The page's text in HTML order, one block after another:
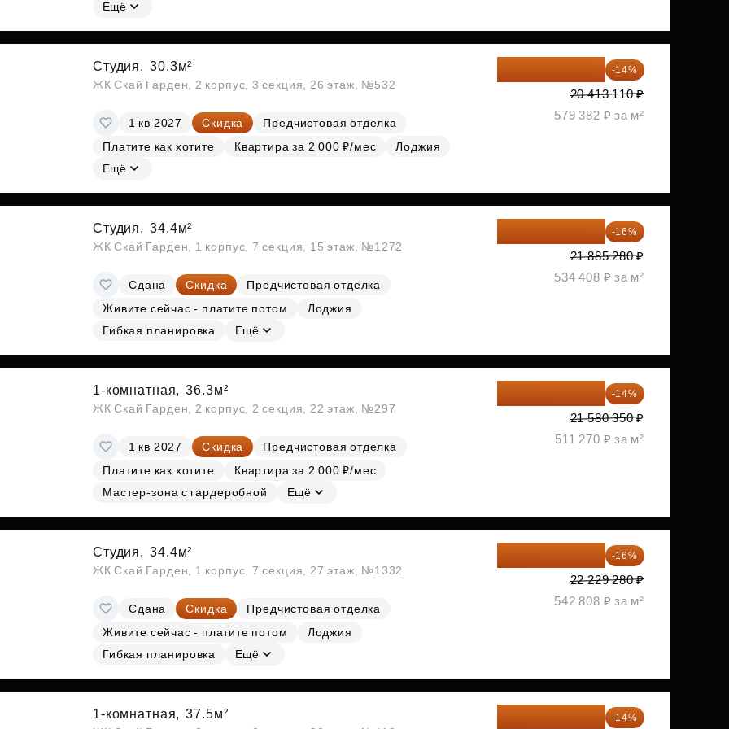
Субсидии
Ещё
Студия, 30.3м²
ЖК Скай Гарден, 2 корпус, 3 секция, 26 этаж, №532
1 кв 2027 Скидка
Предчистовая отделка
Платите как хотите
Квартира за 2 000 ₽/мес
Лоджия
Ещё
-14%
20 413 110 ₽
579 382 ₽ за м²
Студия, 34.4м²
ЖК Скай Гарден, 1 корпус, 7 секция, 15 этаж, №1272
Сдана Скидка
Предчистовая отделка
Живите сейчас - платите потом
Лоджия
Гибкая планировка
Ещё
-16%
21 885 280 ₽
534 408 ₽ за м²
1-комнатная, 36.3м²
ЖК Скай Гарден, 2 корпус, 2 секция, 22 этаж, №297
1 кв 2027 Скидка
Предчистовая отделка
Платите как хотите
Квартира за 2 000 ₽/мес
Мастер-зона с гардеробной
Ещё
-14%
21 580 350 ₽
511 270 ₽ за м²
Студия, 34.4м²
ЖК Скай Гарден, 1 корпус, 7 секция, 27 этаж, №1332
Сдана Скидка
Предчистовая отделка
Живите сейчас - платите потом
Лоджия
Гибкая планировка
Ещё
-16%
22 229 280 ₽
542 808 ₽ за м²
1-комнатная, 37.5м² -14%